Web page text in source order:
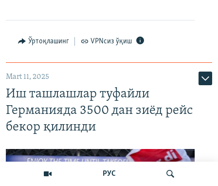
РУС
Ўртоқлашинг VPNсиз ўқиш
Mart 11, 2025
Иш ташлашлар туфайли
Германияда 3500 дан зиёд рейс
бекор қилинди